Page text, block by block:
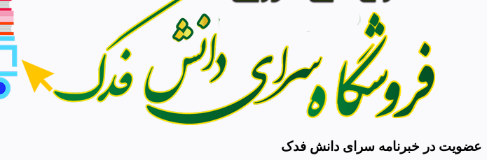
عضویت در خبرنامه سرای دانش فدک